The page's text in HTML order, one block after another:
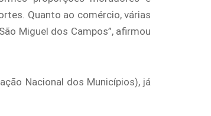
Quanto ao comércio, várias
Miguel dos Campos”, afirmou
Nacional dos Municípios), já